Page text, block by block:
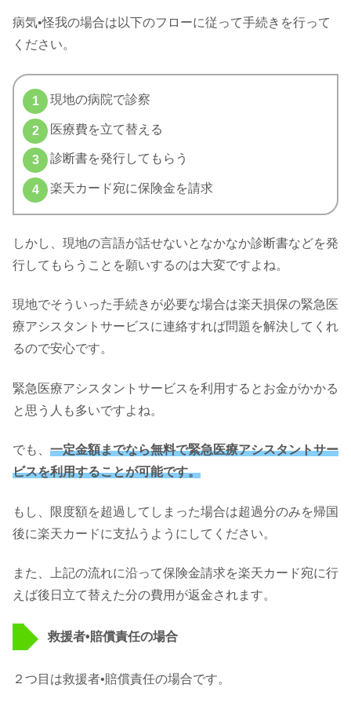
病気•怪我の場合は以下のフローに従って手続きを行って
ください。
現地の病院で診察
医療費を立て替える
診断書を発行してもらう
楽天カード宛に保険金を請求
しかし、現地の言語が話せないとなかなか診断書などを発
行してもらうことを願いするのは大変ですよね。
現地でそういった手続きが必要な場合は楽天損保の緊急医
療アシスタントサービスに連絡すれば問題を解決してくれ
るので安心です。
緊急医療アシスタントサービスを利用するとお金がかかる
と思う人も多いですよね。
でも、 一定金額までなら無料で緊急医療アシスタントサー
ビスを利用することが可能です。
もし、限度額を超過してしまった場合は超過分のみを帰国
後に楽天カードに支払うようにしてください。
また、上記の流れに沿って保険金請求を楽天カード宛に行
えば後日立て替えた分の費用が返金されます。
救援者•賠償責任の場合
２つ目は救援者•賠償責任の場合です。